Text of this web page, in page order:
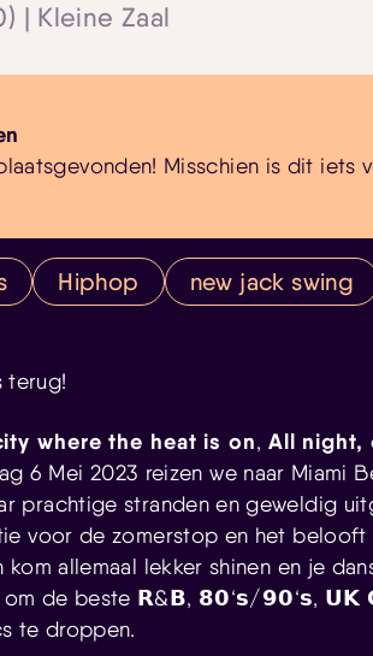
| Kleine Zaal
Misschien is dit iets
Hiphop new jack swing
terug!
where the heat is on, All night,
6 Mei 2023 reizen we naar Miami
prachtige stranden en geweldig
voor de zomerstop en het
allemaal lekker shinen en je
de beste 𝗥&𝗕, 𝟴𝟬‘𝘀/𝟵𝟬‘𝘀, 𝗨𝗞
te droppen.